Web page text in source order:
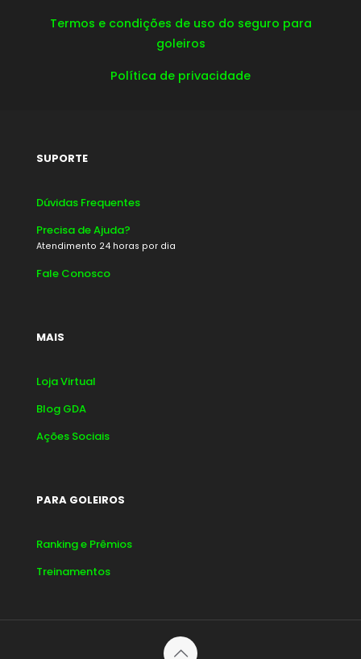
Termos e condições de uso do seguro para
goleiros
Política de privacidade
SUPORTE
Dúvidas Frequentes
Precisa de Ajuda?
Atendimento 24 horas por dia
Fale Conosco
MAIS
Loja Virtual
Blog GDA
Ações Sociais
PARA GOLEIROS
Ranking e Prêmios
Treinamentos